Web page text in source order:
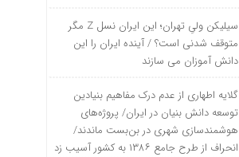
سیلیکن ولیِ تهران؛ این ایران نسل Z مگر
متوقف شدنی است؟ / آینده ایران را این
دانش آموزان می سازند
گلایه اطهاری از عدم درک مفاهیم بنیادین
توسعه دانش بنیان در ایران/ پروژه‌های
هوشمندسازی شهری در بن‌بست ماندند/
انحراف از طرح جامع ۱۳۸۶ به کشور آسیب زد